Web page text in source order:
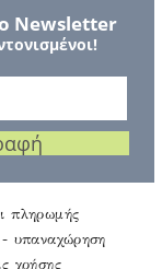
Νewsletter
πληρωμής
- υπαναχώρηση
χρήσης